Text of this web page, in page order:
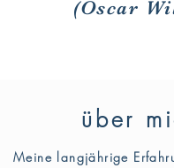
(Oscar
über
Meine langjährige